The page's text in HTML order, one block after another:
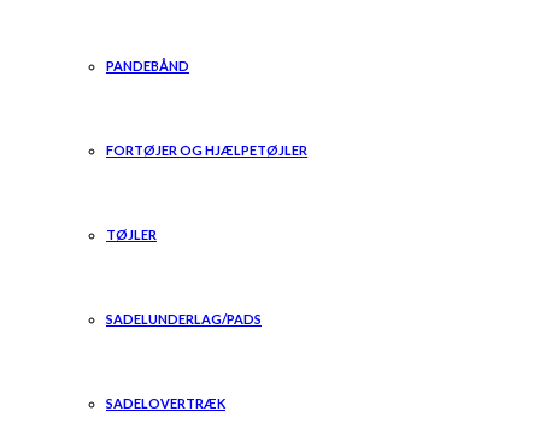
PANDEBÅND
FORTØJER OG HJÆLPETØJLER
TØJLER
SADELUNDERLAG/PADS
SADELOVERTRÆK